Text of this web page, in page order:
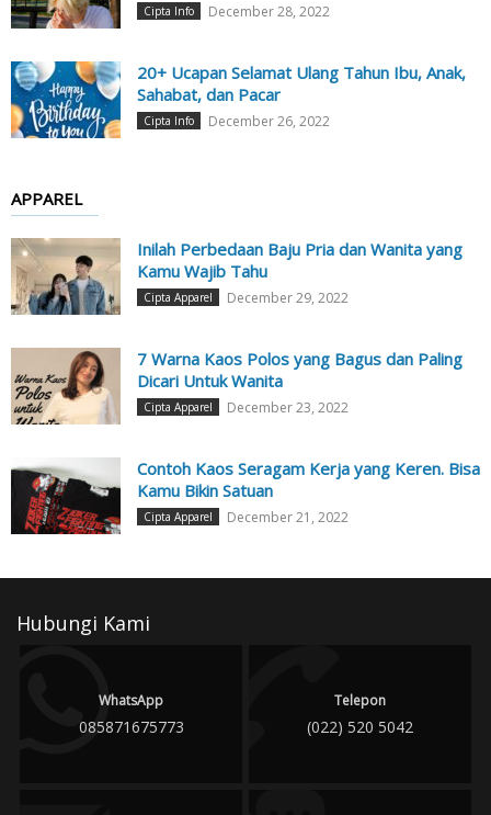
Cipta Info December 28, 2022
20+ Ucapan Selamat Ulang Tahun Ibu, Anak,
Sahabat, dan Pacar
Cipta Info December 26, 2022
APPAREL
Inilah Perbedaan Baju Pria dan Wanita yang
Kamu Wajib Tahu
Cipta Apparel December 29, 2022
7 Warna Kaos Polos yang Bagus dan Paling
Dicari Untuk Wanita
Cipta Apparel December 23, 2022
Contoh Kaos Seragam Kerja yang Keren. Bisa
Kamu Bikin Satuan
Cipta Apparel December 21, 2022
Hubungi Kami
WhatsApp
085871675773
Telepon
(022) 520 5042